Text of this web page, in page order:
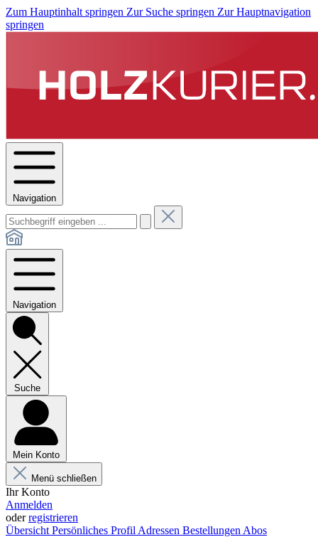
Zum Hauptinhalt springen Zur Suche springen Zur Hauptnavigation
springen
Navigation
Navigation
Suche
Mein Konto
Menü schließen
Ihr Konto
Anmelden
oderregistrieren
Übersicht Persönliches Profil Adressen Bestellungen Abos